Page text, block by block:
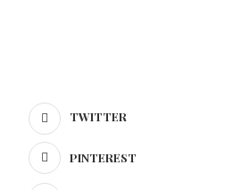
TWITTER
PINTEREST